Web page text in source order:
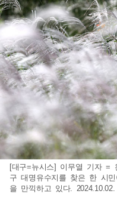
[대구=뉴시스] 이무열 기자 =
구 대명유수지를 찾은 한 시
을 만끽하고 있다. 2024.10.02.